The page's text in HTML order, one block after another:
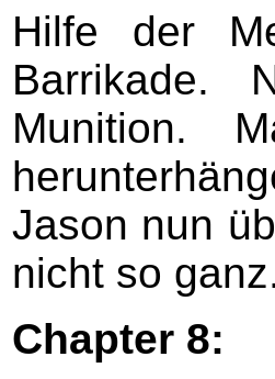
Hilfe der
Barrikade.
Munition.
Jason nun
nicht so
Chapter 8: